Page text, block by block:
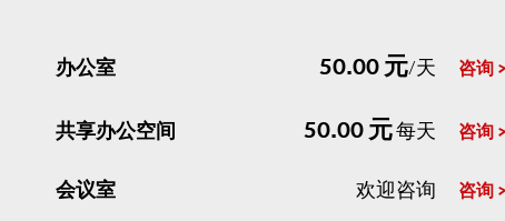
办公室 50.00 元/天 咨询
共享办公空间 50.00 元每天 咨询
会议室 欢迎咨询 咨询